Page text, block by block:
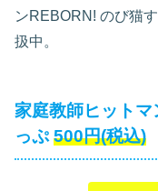
ンREBORN! のび猫
扱中。
家庭教師ヒット
っぷ 500円(税込)